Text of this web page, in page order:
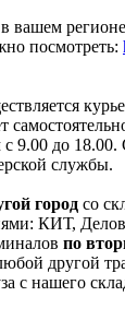
в вашем
посмотреть:
9.00 до 18.00.
службы.
город со
КИТ,
по
другой
с нашего